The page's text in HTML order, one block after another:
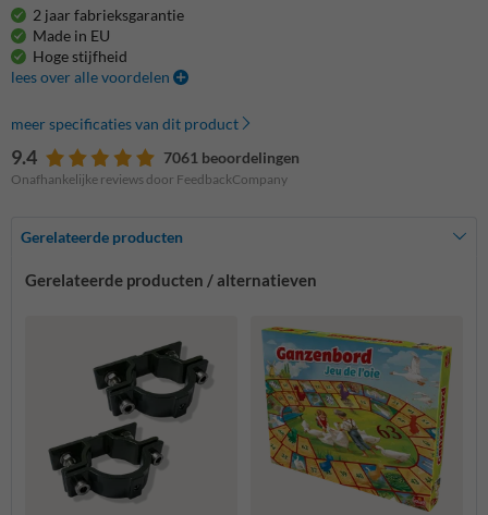
2 jaar fabrieksgarantie
Made in EU
Hoge stijfheid
lees over alle voordelen
meer specificaties van dit product
9.4 7061 beoordelingen
Onafhankelijke reviews door FeedbackCompany
Gerelateerde producten
Gerelateerde producten / alternatieven